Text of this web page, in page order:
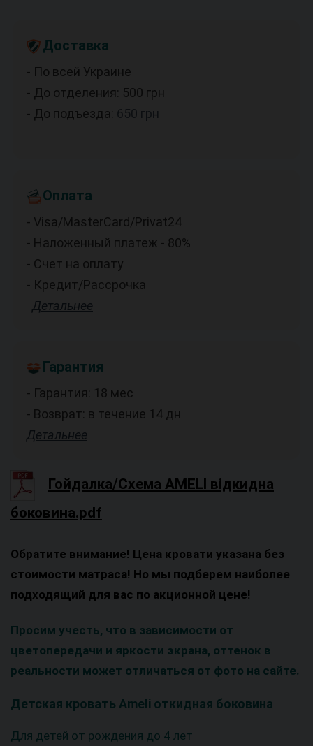
Доставка
- По всей Украине
- До отделения: 500 грн
- До подъезда: 650 грн
Оплата
- Visa/MasterCard/Privat24
- Наложенный платеж - 80%
- Счет на оплату
- Кредит/Рассрочка
Детальнее
Гарантия
- Гарантия: 18 мес
- Возврат: в течение 14 дн
Детальнее
Гойдалка/Схема AMELI відкидна
боковина.pdf
Обратите внимание! Цена кровати указана без
стоимости матраса! Но мы подберем наиболее
подходящий для вас по акционной цене!
Просим учесть, что в зависимости от
цветопередачи и яркости экрана, оттенок в
реальности может отличаться от фото на сайте.
Детская кровать Ameli откидная боковина
Для детей от рождения до 4 лет